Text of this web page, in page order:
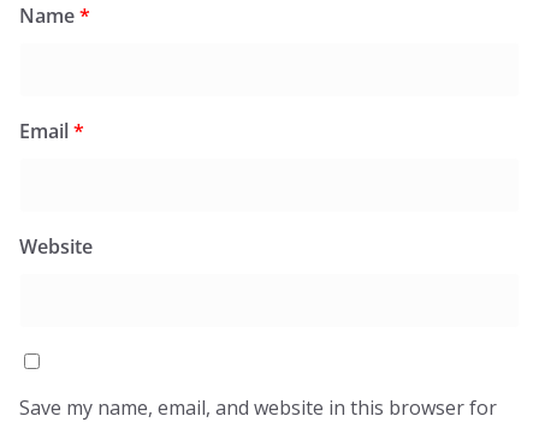
Name*
Email*
Website
Save my name, email, and website in this browser for